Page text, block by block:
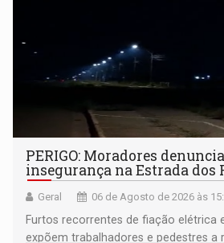
PERIGO: Moradores
insegurança na Estrada dos
Geral 06 de Agosto de 2026 às
Furtos recorrentes de fiação elétrica
expõem trabalhadores e pedestres a